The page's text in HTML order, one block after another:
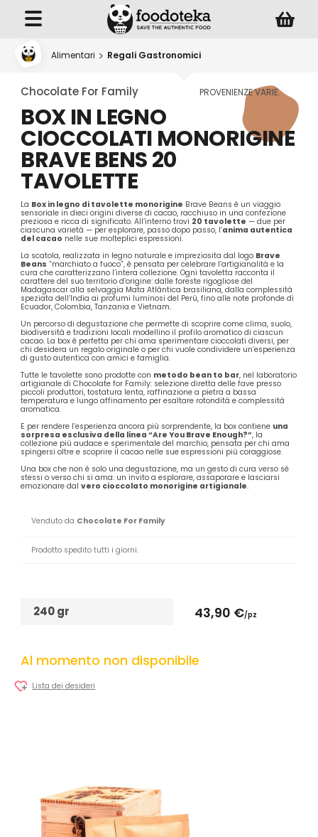
Alimentari Regali Gastronomici
Chocolate For Family PROVENIENZE VARIE.
BOX IN LEGNO
CIOCCOLATI MONORIGINE
BRAVE BENS 20
TAVOLETTE
La Box in legno di tavolette monorigine Brave Beans è un viaggio
sensoriale in dieci origini diverse di cacao, racchiuso in una confezione
preziosa e ricca di significato. All’interno trovi 20 tavolette — due per
ciascuna varietà — per esplorare, passo dopo passo, l’anima autentica
del cacao nelle sue molteplici espressioni.
La scatola, realizzata in legno naturale e impreziosita dal logo Brave
Beans “marchiato a fuoco”, è pensata per celebrare l’artigianalità e la
cura che caratterizzano l’intera collezione. Ogni tavoletta racconta il
carattere del suo territorio d’origine: dalle foreste rigogliose del
Madagascar alla selvaggia Mata Atlântica brasiliana, dalla complessità
speziata dell’India ai profumi luminosi del Perù, fino alle note profonde di
Ecuador, Colombia, Tanzania e Vietnam.
Un percorso di degustazione che permette di scoprire come clima, suolo,
biodiversità e tradizioni locali modellino il profilo aromatico di ciascun
cacao. La box è perfetta per chi ama sperimentare cioccolati diversi, per
chi desidera un regalo originale o per chi vuole condividere un’esperienza
di gusto autentica con amici e famiglia.
Tutte le tavolette sono prodotte con metodo bean to bar, nel laboratorio
artigianale di Chocolate for Family: selezione diretta delle fave presso
piccoli produttori, tostatura lenta, raffinazione a pietra a bassa
temperatura e lungo affinamento per esaltare rotondità e complessità
aromatica.
E per rendere l’esperienza ancora più sorprendente, la box contiene una
sorpresa esclusiva della linea “Are You Brave Enough?”, la
collezione più audace e sperimentale del marchio, pensata per chi ama
spingersi oltre e scoprire il cacao nelle sue espressioni più coraggiose.
Una box che non è solo una degustazione, ma un gesto di cura verso sé
stessi o verso chi si ama: un invito a esplorare, assaporare e lasciarsi
emozionare dalvero cioccolato monorigine artigianale.
Venduto da Chocolate For Family
Prodotto spedito tutti i giorni.
240 gr 43,90 €/pz
Al momento non disponibile
Lista dei desideri